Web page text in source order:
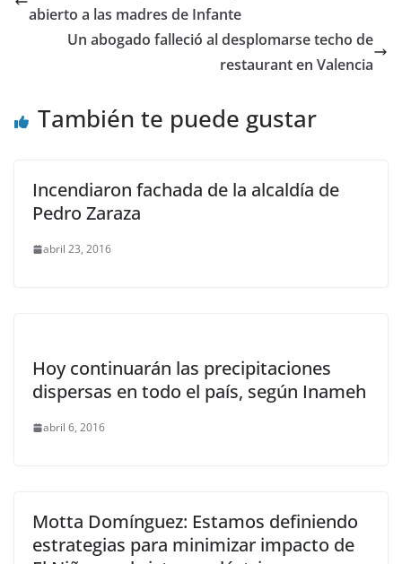
abierto a las madres de Infante
Un abogado falleció al desplomarse techo de
restaurant en Valencia
También te puede gustar
Incendiaron fachada de la alcaldía de
Pedro Zaraza
abril 23, 2016
Hoy continuarán las precipitaciones
dispersas en todo el país, según Inameh
abril 6, 2016
Motta Domínguez: Estamos definiendo
estrategias para minimizar impacto de